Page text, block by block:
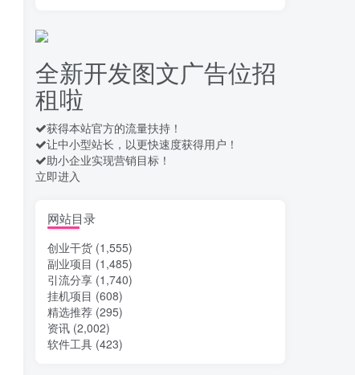
12 安卓高速自动点击器
工具
13 头条自动化操作发布文
章获取收益 单机单号一天下
热门文章
TOP1
全新开发图文广告位招
租啦
获得本站官方的流量扶持！
让中小型站长，以更快速度获得用户！
助小企业实现营销目标！
立即进入
网站目录
创业干货 (1,555)
副业项目 (1,485)
引流分享 (1,740)
挂机项目 (608)
精选推荐 (295)
资讯 (2,002)
软件工具 (423)